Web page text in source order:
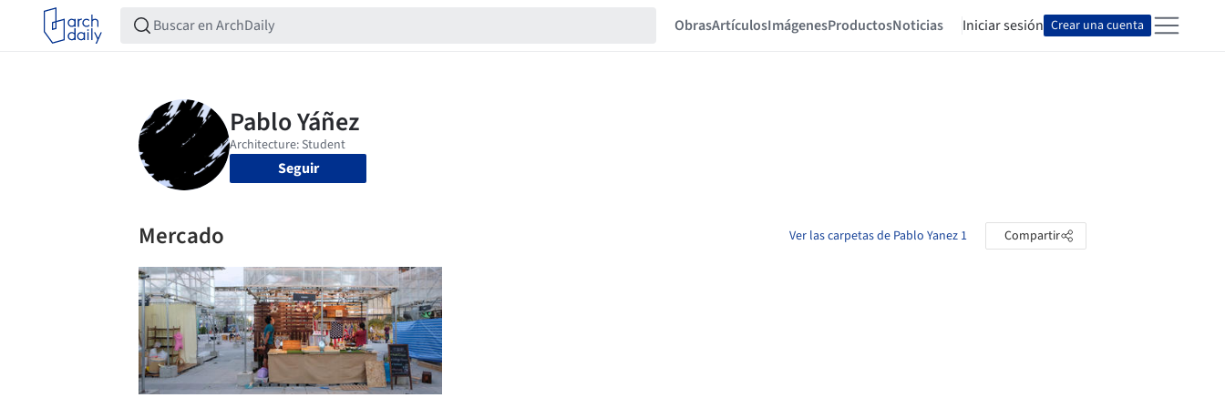
ObrasArtículosImágenesProductosNoticias Iniciar sesión Crear una cuenta
Seguir
Mercado Ver las carpetas de Pablo Yanez 1 Compartir